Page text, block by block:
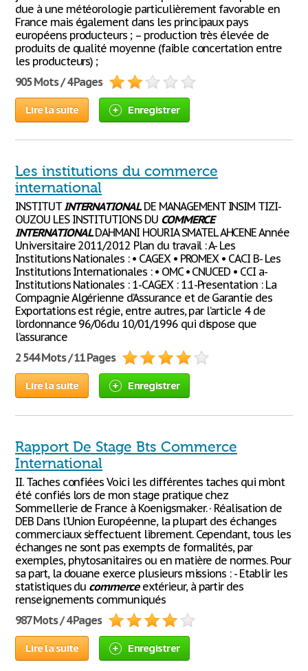
due à une météorologie particulièrement favorable en
France mais également dans les principaux pays
européens producteurs ; – production très élevée de
produits de qualité moyenne (faible concertation entre
les producteurs) ;
905 Mots / 4 Pages
Lire la suite Enregistrer
Les institutions du commerce
international
INSTITUTINTERNATIONALDE MANAGEMENT INSIM TIZI-
OUZOU LES INSTITUTIONS DU COMMERCE
INTERNATIONALDAHMANI HOURIA SMATEL AHCENE Année
Universitaire 2011/2012 Plan du travail : A- Les
Institutions Nationales : • CAGEX • PROMEX • CACI B- Les
Institutions Internationales : • OMC • CNUCED • CCI a-
Institutions Nationales : 1-CAGEX : 1.1-Presentation : La
Compagnie Algérienne d’Assurance et de Garantie des
Exportations est régie, entre autres, par l’article 4 de
l’ordonnance 96/06du 10/01/1996 qui dispose que
l’assurance
2 544 Mots / 11 Pages
Lire la suite Enregistrer
Rapport De Stage Bts Commerce
International
II. Taches confiées Voici les différentes taches qui m’ont
été confiés lors de mon stage pratique chez
Sommellerie de France à Koenigsmaker. · Réalisation de
DEB Dans l’Union Européenne, la plupart des échanges
commerciaux s’effectuent librement. Cependant, tous les
échanges ne sont pas exempts de formalités, par
exemples, phytosanitaires ou en matière de normes. Pour
sa part, la douane exerce plusieurs missions : - Etablir les
statistiques du commerceextérieur, à partir des
renseignements communiqués
987 Mots / 4 Pages
Lire la suite Enregistrer